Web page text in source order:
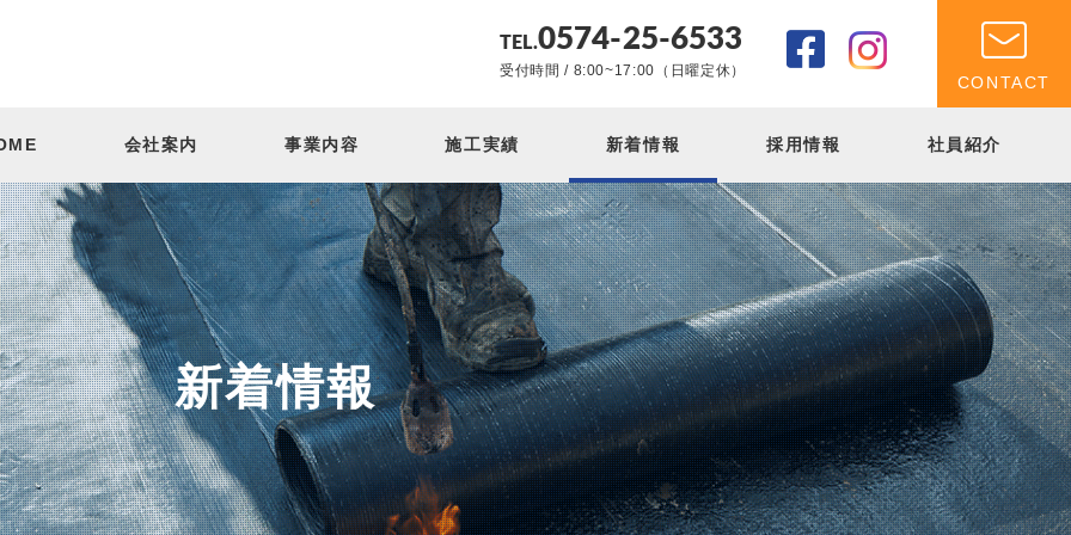
TEL.0574-25-6533
受付時間 / 8:00~17:00（日曜定休）
CONTACT
会社案内 事業内容 施工実績 新着情報 採用情報 社員紹介
新着情報